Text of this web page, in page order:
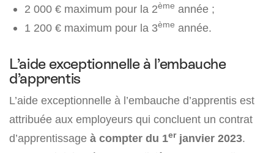
2 000 € maximum pour la 2ème année ;
1 200 € maximum pour la 3ème année.
L’aide exceptionnelle à l’embauche
d’apprentis
L’aide exceptionnelle à l’embauche d’apprentis est
attribuée aux employeurs qui concluent un contrat
d’apprentissage à compter du 1erjanvier 2023.